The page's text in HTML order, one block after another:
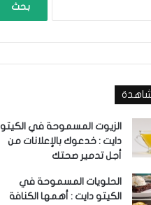
ح
الزيوت المسموحة في الكيتو
دايت : خدعوك بالإعلانات من
أجل تدمير صحتك
الحلويات المسموحة في
الكيتو دايت : أهمها الكنافة